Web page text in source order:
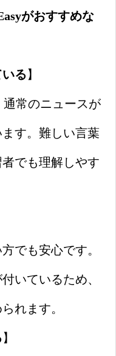
がおすすめな
いる】
通常のニュースが
す。難しい言葉
でも理解しやす
でも安心です。
いているため、
れます。
】